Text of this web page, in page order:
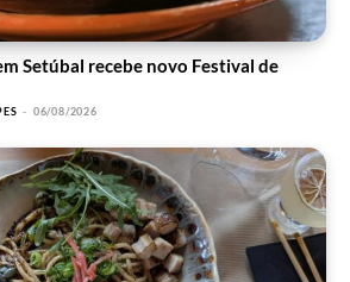
Setúbal recebe novo Festival de
- 06/08/2026